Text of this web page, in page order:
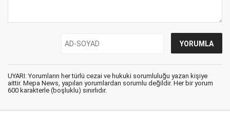
UYARI: Yorumların her türlü cezai ve hukuki sorumluluğu yazan kişiye
aittir. Mepa News, yapılan yorumlardan sorumlu değildir. Her bir yorum
600 karakterle (boşluklu) sınırlıdır.